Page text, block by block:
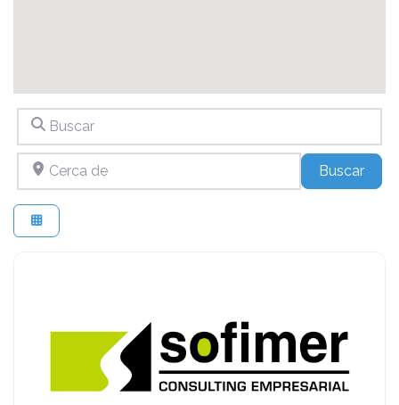
Buscar
Cerca de
Buscar